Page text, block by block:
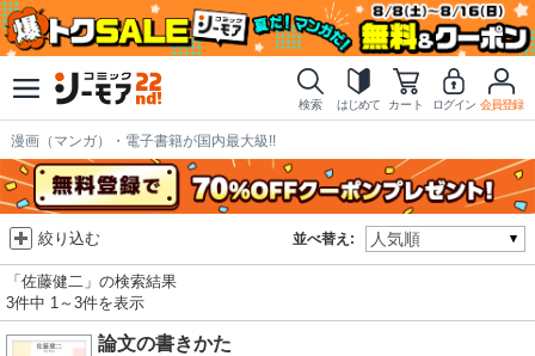
検索 はじめて カート ログイン 会員登録
漫画（マンガ）・電子書籍が国内最大級!!
並べ替え:
絞り込む
「佐藤健二」の検索結果
3件中 1～3件を表示
論文の書きかた